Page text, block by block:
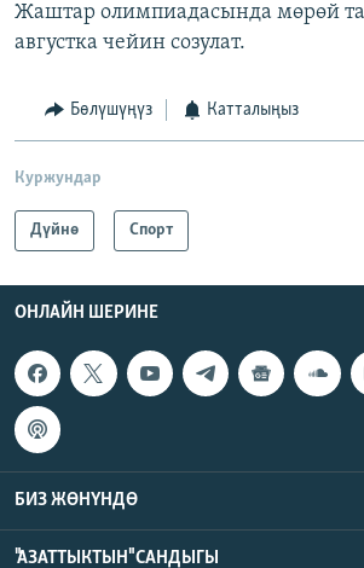
Жаштар олимпиадасында мөрөй
августка чейин созулат.
Бөлүшүңүз Катталыңыз
Куржундар
Дүйнө Спорт
ОНЛАЙН ШЕРИНЕ
БИЗ ЖӨНҮНДӨ
"АЗАТТЫКТЫН" САНДЫГЫ